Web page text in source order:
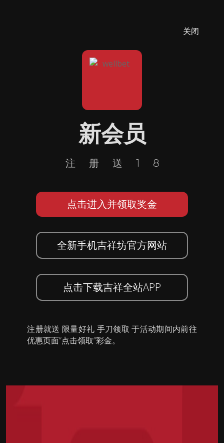
关闭
新会员
注册送18
点击进入并领取奖金
全新手机吉祥坊官方网站
点击下载吉祥全站APP
注册就送 限量好礼 手刀领取 于活动期间内前往
优惠页面”点击领取”彩金。